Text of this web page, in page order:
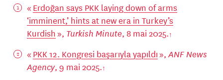
« Erdoğan says PKK laying down of arms
‘imminent,’ hints at new era in Turkey’s
Kurdish», Turkish Minute, 8 mai 2025.
« PKK 12. Kongresi başarıyla yapıldı»,ANF News
Agency, 9 mai 2025.